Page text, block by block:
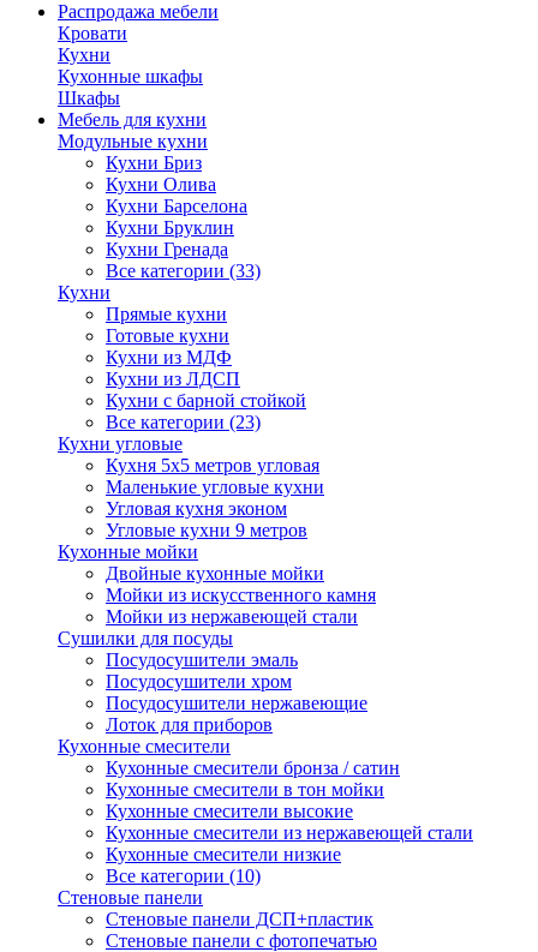
Распродажа мебели
Кровати
Кухни
Кухонные шкафы
Шкафы
Мебель для кухни
Модульные кухни
Кухни Бриз
Кухни Олива
Кухни Барселона
Кухни Бруклин
Кухни Гренада
Все категории (33)
Кухни
Прямые кухни
Готовые кухни
Кухни из МДФ
Кухни из ЛДСП
Кухни с барной стойкой
Все категории (23)
Кухни угловые
Кухня 5х5 метров угловая
Маленькие угловые кухни
Угловая кухня эконом
Угловые кухни 9 метров
Кухонные мойки
Двойные кухонные мойки
Мойки из искусственного камня
Мойки из нержавеющей стали
Сушилки для посуды
Посудосушители эмаль
Посудосушители хром
Посудосушители нержавеющие
Лоток для приборов
Кухонные смесители
Кухонные смесители бронза / сатин
Кухонные смесители в тон мойки
Кухонные смесители высокие
Кухонные смесители из нержавеющей стали
Кухонные смесители низкие
Все категории (10)
Стеновые панели
Стеновые панели ДСП+пластик
Стеновые панели с фотопечатью